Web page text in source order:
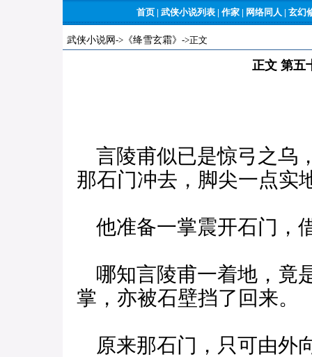
首页 | 武侠小说列表 | 作家 | 网络同人 | 玄幻
武侠小说网 -> 《绛雪玄霜》 ->正文
正文 第五
言陵甫似已是惊弓之乌
那石门冲去，脚尖一点实
他准备一掌震开石门，
哪知言陵甫一着地，竟
掌，亦被石壁挡了回来。
原来那石门，只可由外